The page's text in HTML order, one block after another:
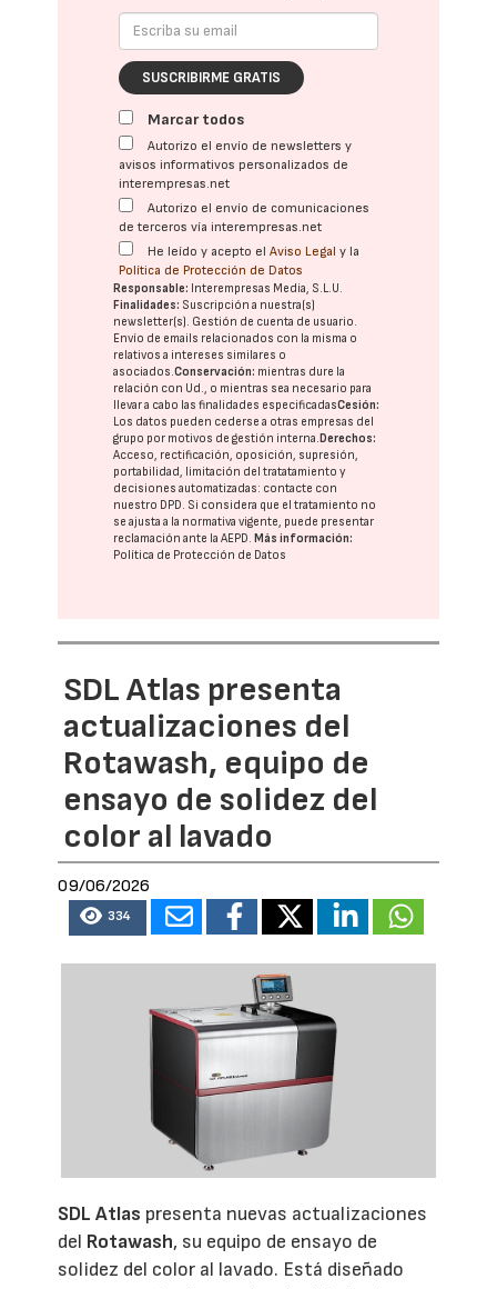
SUSCRIBIRME GRATIS
Marcar todos
Autorizo el envío de newsletters y
avisos informativos personalizados de
interempresas.net
Autorizo el envío de comunicaciones
de terceros vía interempresas.net
He leído y acepto elAviso Legal y la
Política de Protección de Datos
Responsable: Interempresas Media, S.L.U.
Finalidades: Suscripción a nuestra(s)
newsletter(s). Gestión de cuenta de usuario.
Envío de emails relacionados con la misma o
relativos a intereses similares o
asociados.Conservación: mientras dure la
relación con Ud., o mientras sea necesario para
llevar a cabo las finalidades especificadasCesión:
Los datos pueden cederse a otras empresas del
grupo por motivos de gestión interna.Derechos:
Acceso, rectificación, oposición, supresión,
portabilidad, limitación del tratatamiento y
decisiones automatizadas: contacte con
nuestro DPD. Si considera que el tratamiento no
se ajusta a la normativa vigente, puede presentar
reclamación ante laAEPD.Más información:
Política de Protección de Datos
SDL Atlas presenta
actualizaciones del
Rotawash, equipo de
ensayo de solidez del
color al lavado
09/06/2026
334
SDL Atlas presenta nuevas actualizaciones
del Rotawash, su equipo de ensayo de
solidez del color al lavado. Está diseñado